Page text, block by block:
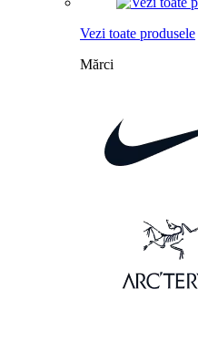
Vezi toate produsele
Mărci